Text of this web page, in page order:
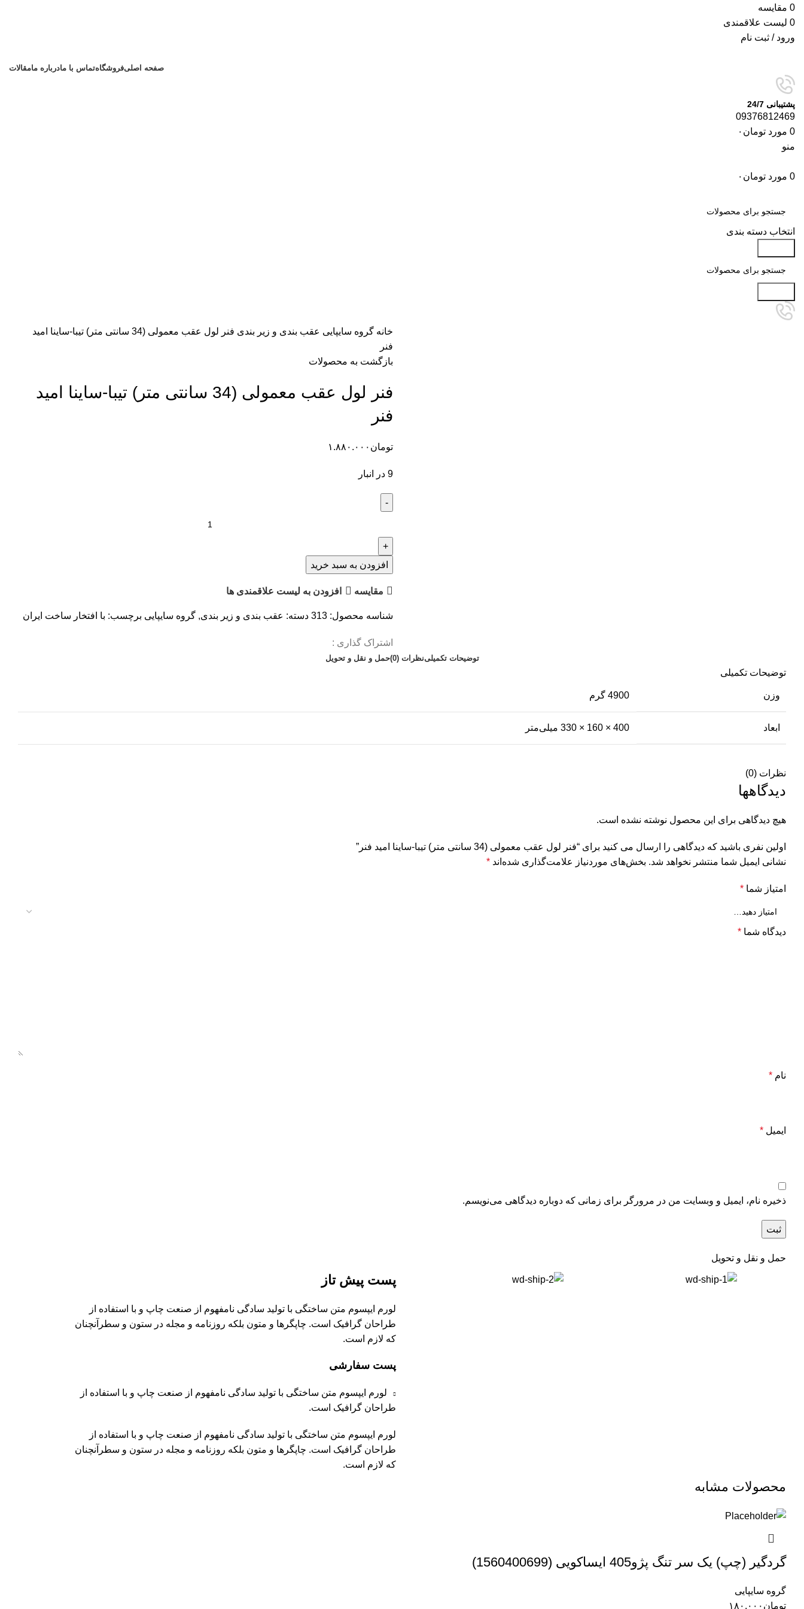
0 مقایسه
0 لیست علاقمندی
ورود / ثبت نام
صفحه اصلیفروشگاهتماس با مادرباره مامقالات
پشتیبانی 24/7
09376812469
0 مورد تومان ۰
منو
0 مورد تومان ۰
انتخاب دسته بندی
خانه گروه سایپایی عقب بندی و زیر بندی
فنر لول عقب معمولی (34 سانتی متر) تیبا-ساینا امید
فنر
بازگشت به محصولات
فنر لول عقب معمولی (34 سانتی متر) تیبا-ساینا امید
فنر
تومان ۱.۸۸۰.۰۰۰
9 در انبار
افزودن به سبد خرید
مقایسه افزودن به لیست علاقمندی ها
شناسه محصول: 313 دسته: عقب بندی و زیر بندی, گروه سایپایی برچسب: با افتخار ساخت ایران
اشتراک گذاری :
توضیحات تکمیلینظرات (0) حمل و نقل و تحویل
توضیحات تکمیلی
وزن 4900 گرم
ابعاد 400 × 160 × 330 میلی‌متر
نظرات (0)
دیدگاهها
هیچ دیدگاهی برای این محصول نوشته نشده است.
اولین نفری باشید که دیدگاهی را ارسال می کنید برای “فنر لول عقب معمولی (34 سانتی متر) تیبا-ساینا امید فنر”
نشانی ایمیل شما منتشر نخواهد شد. بخش‌های موردنیاز علامت‌گذاری شده‌اند *
امتیاز شما *
دیدگاه شما *
نام *
ایمیل *
ذخیره نام، ایمیل و وبسایت من در مرورگر برای زمانی که دوباره دیدگاهی می‌نویسم.
حمل و نقل و تحویل
پست پیش تاز
لورم ایپسوم متن ساختگی با تولید سادگی نامفهوم از صنعت چاپ و با استفاده از
طراحان گرافیک است. چاپگرها و متون بلکه روزنامه و مجله در ستون و سطرآنچنان
که لازم است.
پست سفارشی
لورم ایپسوم متن ساختگی با تولید سادگی نامفهوم از صنعت چاپ و با استفاده از
طراحان گرافیک است.
لورم ایپسوم متن ساختگی با تولید سادگی نامفهوم از صنعت چاپ و با استفاده از
طراحان گرافیک است. چاپگرها و متون بلکه روزنامه و مجله در ستون و سطرآنچنان
که لازم است.
محصولات مشابه
گردگیر (چپ) یک سر تنگ پژو405 ایساکویی (1560400699)
گروه سایپایی
تومان ۱۸۰.۰۰۰